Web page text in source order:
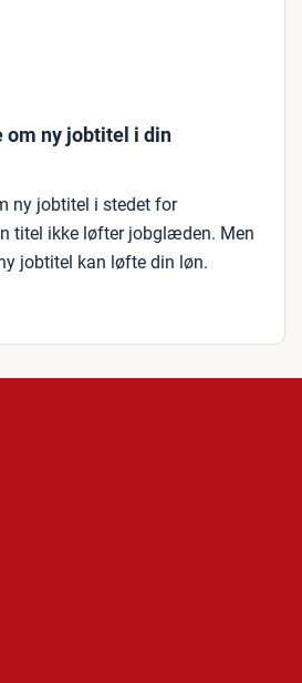
om ny jobtitel i din
ny jobtitel i stedet for
titel ikke løfter jobglæden. Men
jobtitel kan løfte din løn.